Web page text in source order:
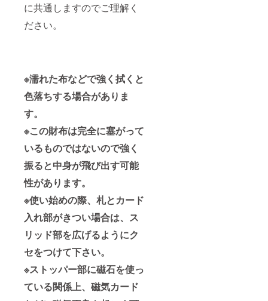
に共通しますのでご理解く
ださい。
※濡れた布などで強く拭くと
色落ちする場合がありま
す。
※この財布は完全に塞がって
いるものではないので強く
振ると中身が飛び出す可能
性があります。
※使い始めの際、札とカード
入れ部がきつい場合は、ス
リッド部を広げるようにク
セをつけて下さい。
※ストッパー部に磁石を使っ
ている関係上、磁気カード